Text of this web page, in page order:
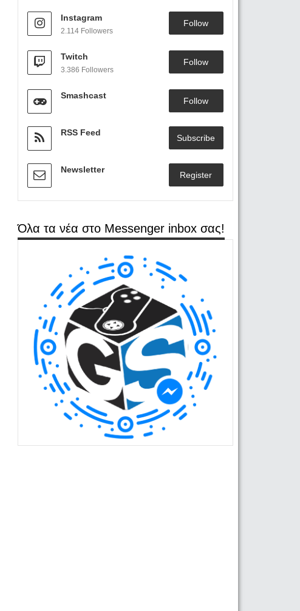
Instagram
2.114 Followers
Follow
Twitch
3.386 Followers
Follow
Smashcast
Follow
RSS Feed
Subscribe
Newsletter
Register
Όλα τα νέα στο Messenger inbox σας!